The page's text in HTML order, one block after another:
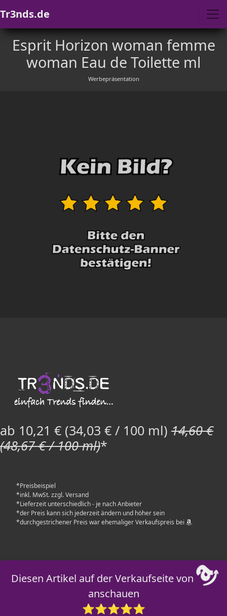
Tr3nds.de
Esprit Horizon woman femme
woman Eau de Toilette ml
Werbepräsentation
ab 10,21 € (34,03 € / 100 ml) 14,60 €
(48,67 € / 100 ml)*
*Preisbeispiel
*inkl. MwSt. zzgl. Versand
*Lieferzeit unterschiedlich - je nach Anbieter
*der Preis kann sich jederzeit ändern und höher sein
*durchgestrichener Preis war ehemaliger Verkaufspreis bei
Diesen Artikel auf der Verkaufseite von
anschauen
⭐⭐⭐⭐⭐